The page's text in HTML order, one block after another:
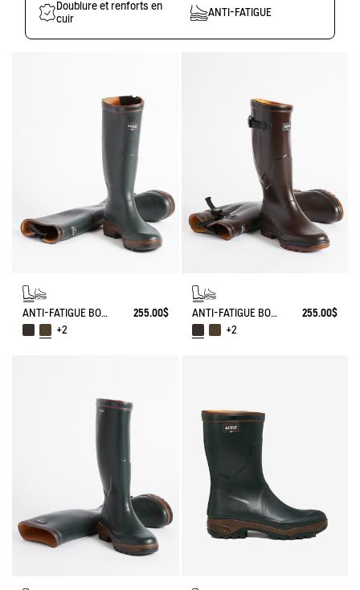
Doublure et renforts en
cuir
ANTI-FATIGUE
ANTI-FATIGUE BOOT PARCOURS 2.0 ADJUSTABLE
255.00$
+2
ANTI-FATIGUE BOOT PARCOURS 2.0 ADJUSTABLE
255.00$
+2